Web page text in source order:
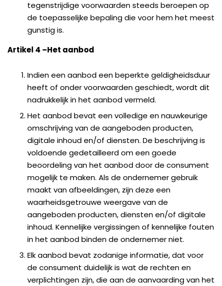
tegenstrijdige voorwaarden steeds beroepen op
de toepasselijke bepaling die voor hem het meest
gunstig is.
Artikel 4 –Het aanbod
Indien een aanbod een beperkte geldigheidsduur
heeft of onder voorwaarden geschiedt, wordt dit
nadrukkelijk in het aanbod vermeld.
Het aanbod bevat een volledige en nauwkeurige
omschrijving van de aangeboden producten,
digitale inhoud en/of diensten. De beschrijving is
voldoende gedetailleerd om een goede
beoordeling van het aanbod door de consument
mogelijk te maken. Als de ondernemer gebruik
maakt van afbeeldingen, zijn deze een
waarheidsgetrouwe weergave van de
aangeboden producten, diensten en/of digitale
inhoud. Kennelijke vergissingen of kennelijke fouten
in het aanbod binden de ondernemer niet.
Elk aanbod bevat zodanige informatie, dat voor
de consument duidelijk is wat de rechten en
verplichtingen zijn, die aan de aanvaarding van het